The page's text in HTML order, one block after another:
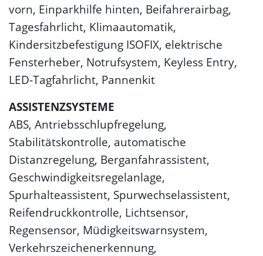
vorn, Einparkhilfe hinten, Beifahrerairbag,
Tagesfahrlicht, Klimaautomatik,
Kindersitzbefestigung ISOFIX, elektrische
Fensterheber, Notrufsystem, Keyless Entry,
LED-Tagfahrlicht, Pannenkit
ASSISTENZSYSTEME
ABS, Antriebsschlupfregelung,
Stabilitätskontrolle, automatische
Distanzregelung, Berganfahrassistent,
Geschwindigkeitsregelanlage,
Spurhalteassistent, Spurwechselassistent,
Reifendruckkontrolle, Lichtsensor,
Regensensor, Müdigkeitswarnsystem,
Verkehrszeichenerkennung,